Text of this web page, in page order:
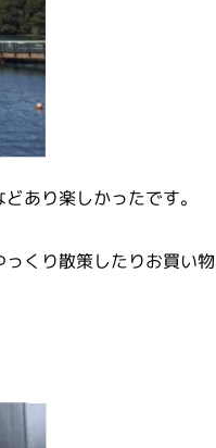
あり楽しかったです。
くり散策したりお買い物